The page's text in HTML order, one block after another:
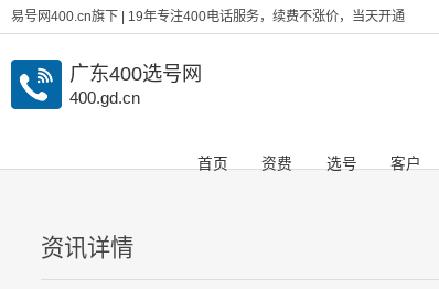
易号网400.cn旗下 | 19年专注400电话服务，续费不涨价，当天开通
广东400选号网
400.gd.cn
首页 资费 选号 客户
资讯详情